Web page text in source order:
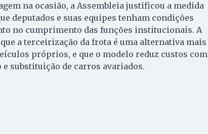
na ocasião, a Assembleia justificou a medida
deputados e suas equipes tenham condições
no cumprimento das funções institucionais. A
a terceirização da frota é uma alternativa mais
próprios, e que o modelo reduz custos com
e substituição de carros avariados.